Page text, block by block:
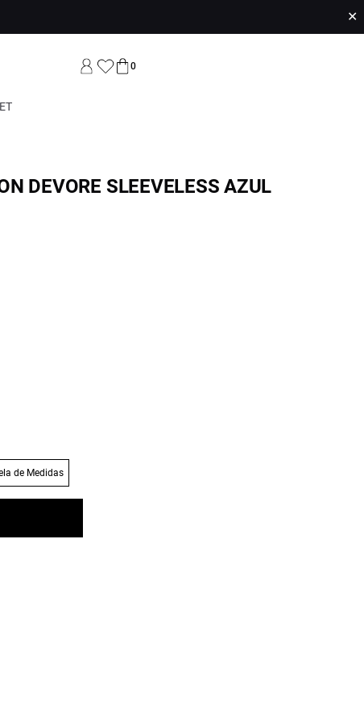
✕
0
DEVORE SLEEVELESS AZUL
de Medidas